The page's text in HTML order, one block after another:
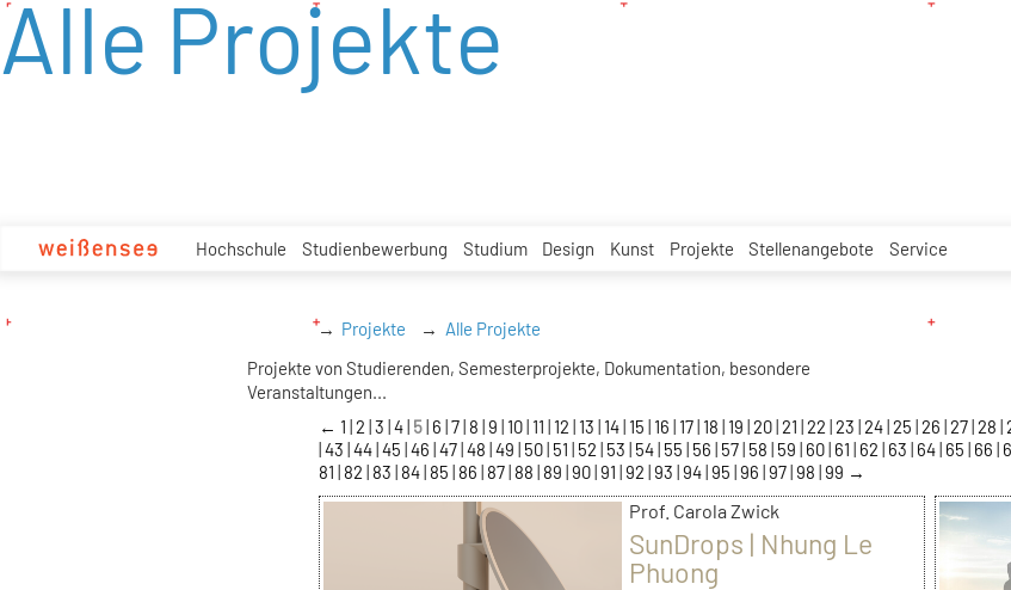
zum
Inhalt
Hochschule Studienbewerbung Studium Design Kunst Projekte Stellenangebote Service
Alle Projekte
Projekte
Alle Projekte
Projekte von Studierenden, Semesterprojekte, Dokumentation, besondere
Veranstaltungen...
← 1 2 3 4 5 6 7 8 9 10 11 12 13 14 15 16 17 18 19 20 21 22 23 24 25 26 27 28
43 44 45 46 47 48 49 50 51 52 53 54 55 56 57 58 59 60 61 62 63 64 65 66
81 82 83 84 85 86 87 88 89 90 91 92 93 94 95 96 97 98 99 →
Prof. Carola Zwick
SunDrops | Nhung Le
Phuong